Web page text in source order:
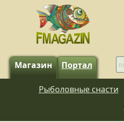
Магазин Портал
Рыболовные снасти